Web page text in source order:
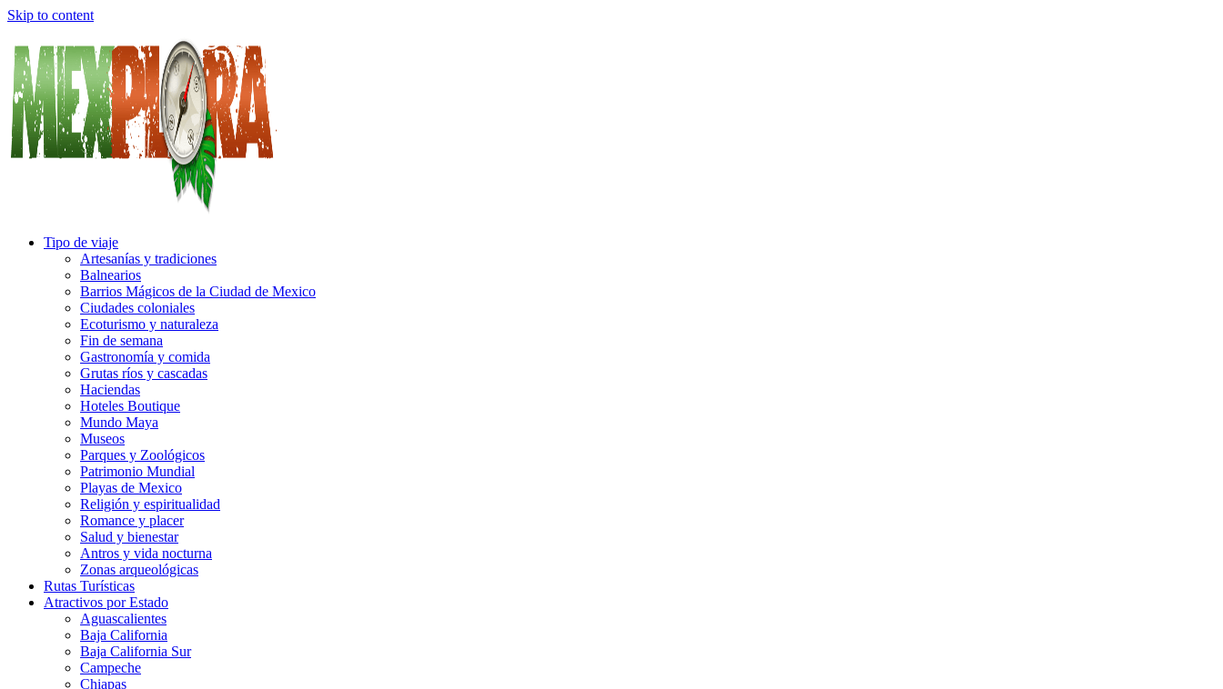
Skip to content
Tipo de viaje
Artesanías y tradiciones
Balnearios
Barrios Mágicos de la Ciudad de Mexico
Ciudades coloniales
Ecoturismo y naturaleza
Fin de semana
Gastronomía y comida
Grutas ríos y cascadas
Haciendas
Hoteles Boutique
Mundo Maya
Museos
Parques y Zoológicos
Patrimonio Mundial
Playas de Mexico
Religión y espiritualidad
Romance y placer
Salud y bienestar
Antros y vida nocturna
Zonas arqueológicas
Rutas Turísticas
Atractivos por Estado
Aguascalientes
Baja California
Baja California Sur
Campeche
Chiapas